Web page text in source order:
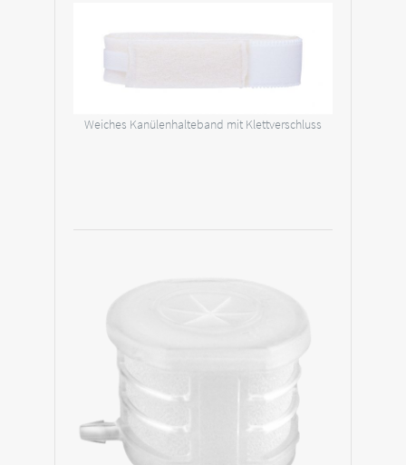
Weiches Kanülenhalteband mit Klettverschluss